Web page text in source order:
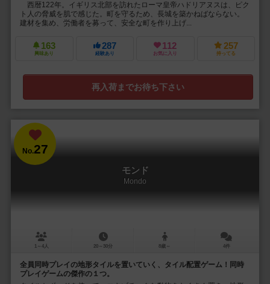
西暦122年。イギリス北部を訪れたローマ皇帝ハドリアヌスは、ピク
ト人の脅威を肌で感じた。町を守るため、長城を築かねばならない。
建材を集め、労働者を募って、安全な町を作り上げ...
163
興味あり
287
経験あり
112
お気に入り
257
持ってる
再入荷までお待ち下さい
No.27
モンド
Mondo
1～4人 20～30分 8歳～ 4件
全員同時プレイの地形タイルを置いていく、タイル配置ゲーム！同時
プレイゲームの傑作の１つ。